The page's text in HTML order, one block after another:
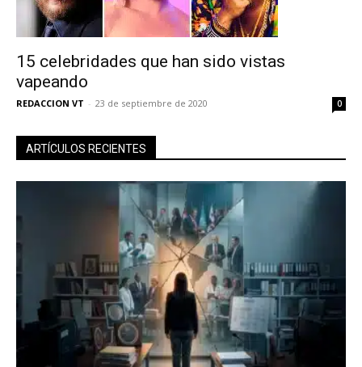
15 celebridades que han sido vistas
vapeando
REDACCION VT - 23 de septiembre de 2020 0
ARTÍCULOS RECIENTES